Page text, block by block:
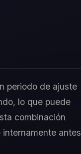
periodo de ajuste
lo que puede
combinación
antes